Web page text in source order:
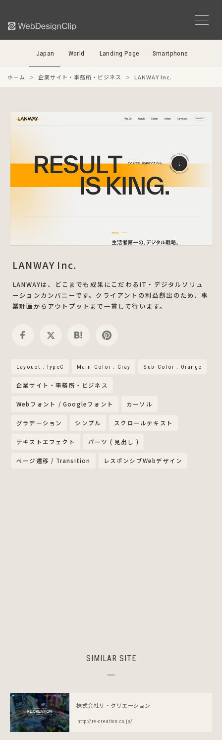
Japan World Landing Page Smartphone
ホーム 企業サイト・事務所・ビジネス LANWAY Inc.
LANWAY Inc.
LANWAYは、どこまでも成果にこだわるIT・デジタルソリュ
ーションカンパニーです。クライアントの利益創出のため、事
業計画からアウトプットまで一貫して行います。
Layouot : TypeC Main_Color : Gray Sub_Color : Orange
企業サイト・事務所・ビジネス
Webフォント / Googleフォント カーソル
グラデーション シンプル スクロールテキスト
テキストエフェクト パーツ ( 見出し )
ページ遷移 / Transition レスポンシブWebデザイン
SIMILAR SITE
株式会社リ・クリエーション
http://re-creation.co.jp/